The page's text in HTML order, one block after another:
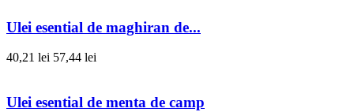
Ulei esential de maghiran de...
40,21 lei 57,44 lei
Ulei esential de menta de camp